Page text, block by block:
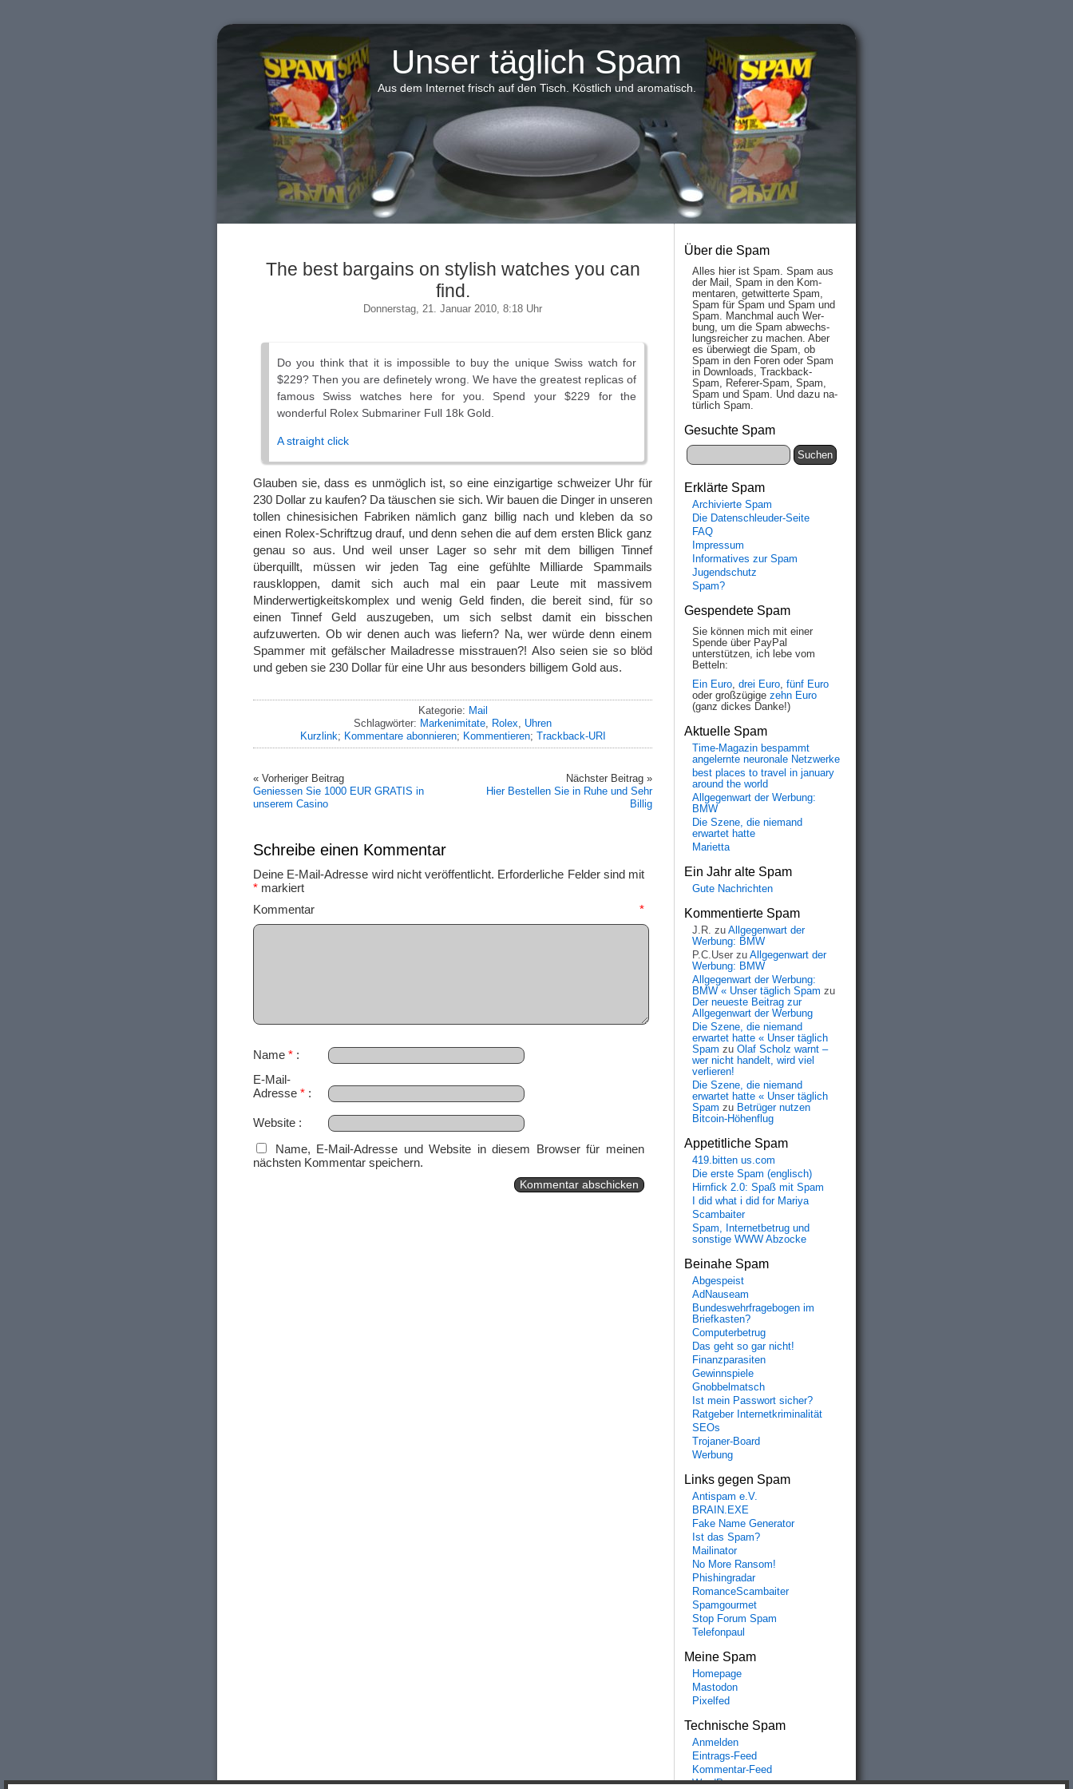
Unser täglich Spam
Aus dem Internet frisch auf den Tisch. Köstlich und aromatisch.
The best bargains on stylish watches you can
find.
Donnerstag, 21. Januar 2010, 8:18 Uhr
Do you think that it is impossible to buy the unique Swiss watch for
$229? Then you are definetely wrong. We have the greatest replicas of
famous Swiss watches here for you. Spend your $229 for the
wonderful Rolex Submariner Full 18k Gold.
A straight click
Glauben sie, dass es unmöglich ist, so eine einzigartige schweizer Uhr für
230 Dollar zu kaufen? Da täuschen sie sich. Wir bauen die Dinger in unseren
tollen chinesisichen Fabriken nämlich ganz billig nach und kleben da so
einen Rolex-Schriftzug drauf, und denn sehen die auf dem ersten Blick ganz
genau so aus. Und weil unser Lager so sehr mit dem billigen Tinnef
überquillt, müssen wir jeden Tag eine gefühlte Milliarde Spammails
rauskloppen, damit sich auch mal ein paar Leute mit massivem
Minderwertigkeitskomplex und wenig Geld finden, die bereit sind, für so
einen Tinnef Geld auszugeben, um sich selbst damit ein bisschen
aufzuwerten. Ob wir denen auch was liefern? Na, wer würde denn einem
Spammer mit gefälscher Mailadresse misstrauen?! Also seien sie so blöd
und geben sie 230 Dollar für eine Uhr aus besonders billigem Gold aus.
Kategorie: Mail
Schlagwörter: Markenimitate Rolex
Uhren
Kurzlink; Kommentare abonnieren; Kommentieren; Trackback-URI
« Vorheriger Beitrag
Geniessen Sie 1000 EUR GRATIS in
unserem Casino
Nächster Beitrag »
Hier Bestellen Sie in Ruhe und Sehr
Billig
Schreibe einen Kommentar
Deine E-Mail-Adresse wird nicht veröffentlicht. Erforderliche Felder sind mit
* markiert
Kommentar *
Name *
E-Mail-
Adresse *
Website
Name, E-Mail-Adresse und Website in diesem Browser für meinen
nächsten Kommentar speichern.
Über die Spam
Alles hier ist Spam. Spam aus
der Mail, Spam in den Kom­
men­taren, ge­twit­ter­te Spam,
Spam für Spam und Spam und
Spam. Manch­mal auch Wer­
bung, um die Spam ab­wechs­
lungs­reich­er zu mach­en. Aber
es über­wiegt die Spam, ob
Spam in den Fo­ren oder Spam
in Down­loads, Track­back-
Spam, Re­fe­rer-Spam, Spam,
Spam und Spam. Und da­zu na­
tür­lich Spam.
Gesuchte Spam
Erklärte Spam
Archivierte Spam
Die Datenschleuder-Seite
FAQ
Impressum
Informatives zur Spam
Jugendschutz
Spam?
Gespendete Spam
Sie können mich mit einer
Spende über PayPal
unterstützen, ich lebe vom
Betteln:
Ein Euro, drei Euro, fünf Euro
oder großzügige zehn Euro
(ganz dickes Danke!)
Aktuelle Spam
Time-Magazin bespammt
angelernte neuronale Netzwerke
best places to travel in january
around the world
Allgegenwart der Werbung:
BMW
Die Szene, die niemand
erwartet hatte
Marietta
Ein Jahr alte Spam
Gute Nachrichten
Kommentierte Spam
J.R. zu Allgegenwart der
Werbung: BMW
P.C.User zu Allgegenwart der
Werbung: BMW
Allgegenwart der Werbung:
BMW « Unser täglich Spam zu
Der neueste Beitrag zur
Allgegenwart der Werbung
Die Szene, die niemand
erwartet hatte « Unser täglich
Spam zu Olaf Scholz warnt –
wer nicht handelt, wird viel
verlieren!
Die Szene, die niemand
erwartet hatte « Unser täglich
Spam zu Betrüger nutzen
Bitcoin-Höhenflug
Appetitliche Spam
419.bitten us.com
Die erste Spam (englisch)
Hirnfick 2.0: Spaß mit Spam
I did what i did for Mariya
Scambaiter
Spam, Internetbetrug und
sonstige WWW Abzocke
Beinahe Spam
Abgespeist
AdNauseam
Bundeswehrfragebogen im
Briefkasten?
Computerbetrug
Das geht so gar nicht!
Finanzparasiten
Gewinnspiele
Gnobbelmatsch
Ist mein Passwort sicher?
Ratgeber Internetkriminalität
SEOs
Trojaner-Board
Werbung
Links gegen Spam
Antispam e.V.
BRAIN.EXE
Fake Name Generator
Ist das Spam?
Mailinator
No More Ransom!
Phishingradar
RomanceScambaiter
Spamgourmet
Stop Forum Spam
Telefonpaul
Meine Spam
Homepage
Mastodon
Pixelfed
Technische Spam
Anmelden
Eintrags-Feed
Kommentar-Feed
WordPress.org